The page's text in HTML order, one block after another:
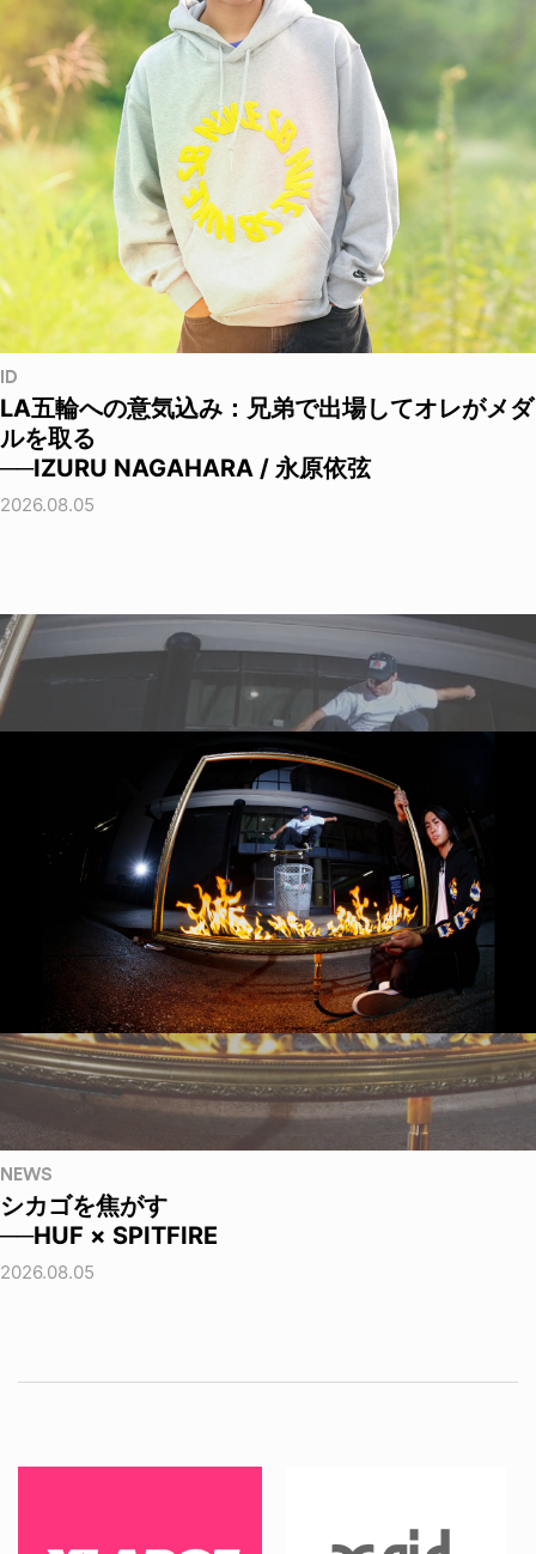
ID
LA五輪への意気込み：兄弟で出場してオレがメダ
ルを取る
──IZURU NAGAHARA / 永原依弦
2026.08.05
NEWS
シカゴを焦がす
──HUF × SPITFIRE
2026.08.05